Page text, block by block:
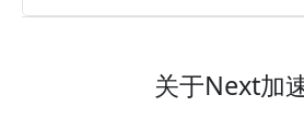
关于Next加